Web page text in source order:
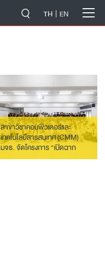
TH EN
สาขาวิชาคอมพิวเตอร์และ
เทคโนโลยีสารสนเทศ (CMM)
มจธ. จัดโครงการ “เปิดฉาก
มัลติฯ (CMM FIRST MEET)”